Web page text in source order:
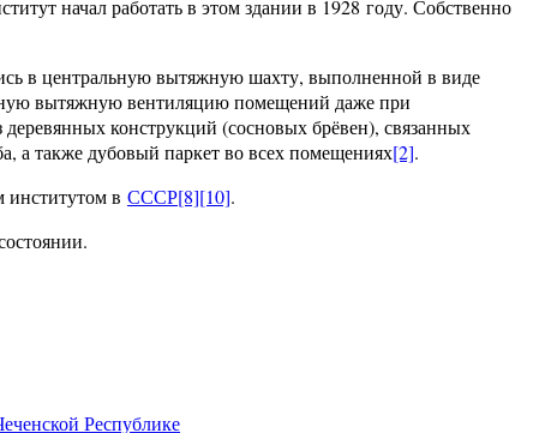
начал работать в этом здании в 1928 году. Собственно
в центральную вытяжную шахту, выполненной в виде
вытяжную вентиляцию помещений даже при
конструкций (сосновых брёвен), связанных
а также дубовый паркет во всех помещениях[2].
в СССР[8][10].
Республике